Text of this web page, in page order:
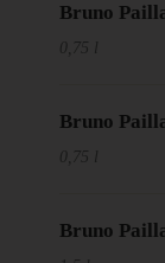
Bruno
0,75 l
Bruno
0,75 l
Bruno